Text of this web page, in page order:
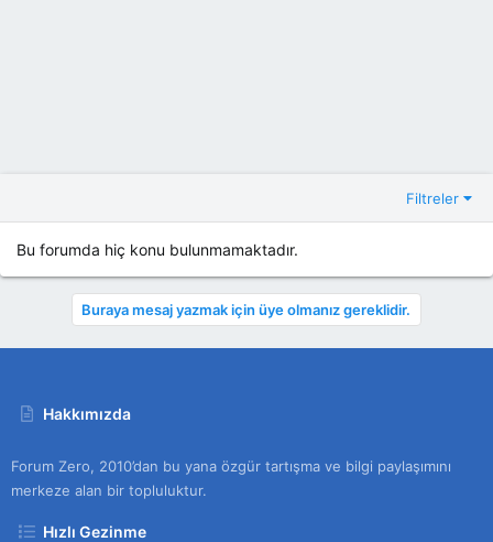
Filtreler
Bu forumda hiç konu bulunmamaktadır.
Buraya mesaj yazmak için üye olmanız gereklidir.
Hakkımızda
Forum Zero, 2010’dan bu yana özgür tartışma ve bilgi paylaşımını
merkeze alan bir topluluktur.
Hızlı Gezinme